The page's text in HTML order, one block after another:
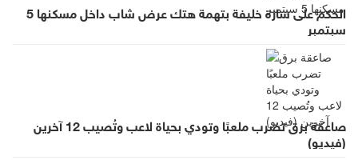
الحكم على سارة خليفة بتهمة هتك عرض شاب داخل مسكنها 5
سبتمبر
صاعقة برق تضرب ملعبًا وتودي بحياة لاعب وتُصيب 12 آخرين
(فيديو)